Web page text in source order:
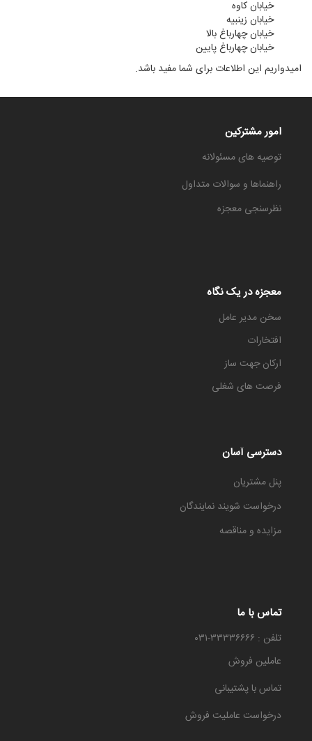
خیابان کاوه
خیابان زینبیه
خیابان چهارباغ بالا
خیابان چهارباغ پایین
امیدواریم این اطلاعات برای شما مفید باشد.
امور مشترکین
توصیه های مسئولانه
راهنماها و سوالات متداول
نظرسنجی معجزه
معجزه در یک نگاه
سخن مدیر عامل
افتخارات
ارکان جهت ساز
فرصت های شغلی
دسترسی آسان
پنل مشتریان
درخواست شویند نمایندگان
مزایده و مناقصه
تماس با ما
تلفن : ۳۳۳۳۶۶۶۶-۰۳۱
عاملین فروش
تماس با پشتیبانی
درخواست عاملیت فروش